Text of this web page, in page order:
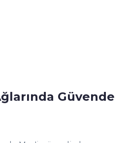
Güvende